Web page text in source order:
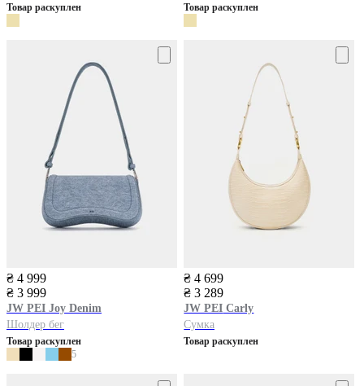
Товар раскуплен Товар раскуплен
₴ 4 999
₴ 3 999
JW PEI Joy Denim
Шолдер бег
Товар раскуплен
5
₴ 4 699
₴ 3 289
JW PEI Carly
Сумка
Товар раскуплен